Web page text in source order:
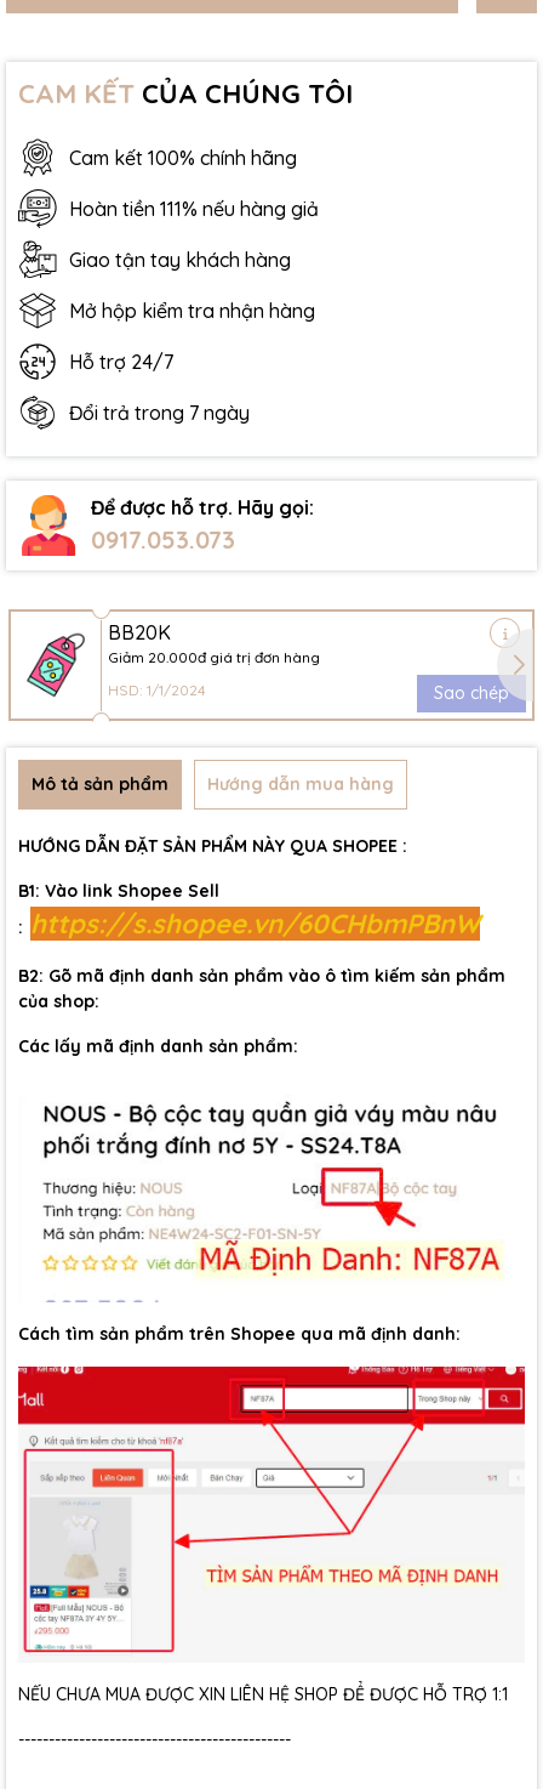
CAM KẾT CỦA CHÚNG TÔI
Cam kết 100% chính hãng
Hoàn tiền 111% nếu hàng giả
Giao tận tay khách hàng
Mở hộp kiểm tra nhận hàng
Hỗ trợ 24/7
Đổi trả trong 7 ngày
Để được hỗ trợ. Hãy gọi:
0917.053.073
BB20K
Giảm 20.000đ giá trị đơn hàng
HSD: 1/1/2024
Sao chép
Mô tả sản phẩm Hướng dẫn mua hàng
HƯỚNG DẪN ĐẶT SẢN PHẨM NÀY QUA SHOPEE :
B1: Vào link Shopee Sell
: https://s.shopee.vn/60CHbmPBnW
B2: Gõ mã định danh sản phẩm vào ô tìm kiếm sản phẩm
của shop:
Các lấy mã định danh sản phẩm:
Cách tìm sản phẩm trên Shopee qua mã định danh:
NẾU CHƯA MUA ĐƯỢC XIN LIÊN HỆ SHOP ĐỂ ĐƯỢC HỖ TRỢ 1:1
---------------------------------------------